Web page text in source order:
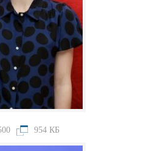
954 КБ